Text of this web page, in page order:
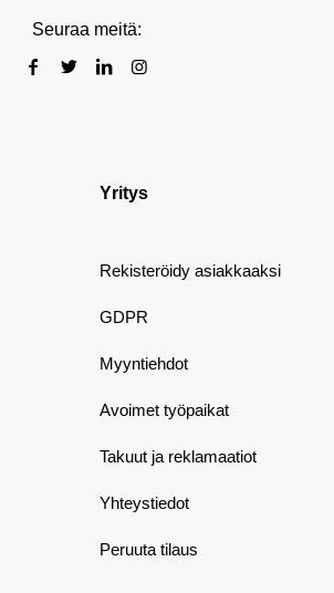
Seuraa meitä:
Yritys
Rekisteröidy asiakkaaksi
GDPR
Myyntiehdot
Avoimet työpaikat
Takuut ja reklamaatiot
Yhteystiedot
Peruuta tilaus